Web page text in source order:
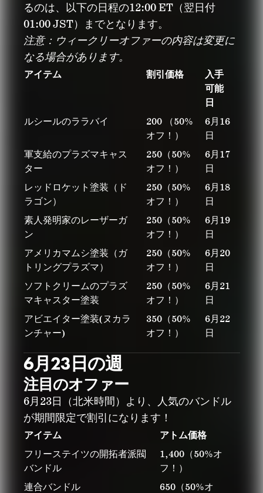
るのは、以下の日程の12:00 ET（翌日付
01:00 JST）までとなります。
注意：ウィークリーオファーの内容は変更に
なる場合があります。
アイテム 割引価格
入手
可能
日
ルシールのララバイ
200 （50%
オフ！）
6月16
日
軍支給のプラズマキャス
ター
250（50%
オフ！）
6月17
日
レッドロケット塗装（ド
ラゴン）
250（50%
オフ！）
6月18
日
素人発明家のレーザーガ
ン
250（50%
オフ！）
6月19
日
アメリカマムシ塗装（ガ
トリングプラズマ）
250（50%
オフ！）
6月20
日
ソフトクリームのプラズ
マキャスター塗装
250（50%
オフ！）
6月21
日
アビエイター塗装(ヌカラ
ンチャー)
350（50%
オフ！）
6月22
日
6月23日の週
注目のオファー
6月23日（北米時間）より、人気のバンドル
が期間限定で割引になります！
アイテム
アトム価格
フリーステイツの開拓者派閥
バンドル
1,400（50%オ
フ！）
連合バンドル
650（50%オ